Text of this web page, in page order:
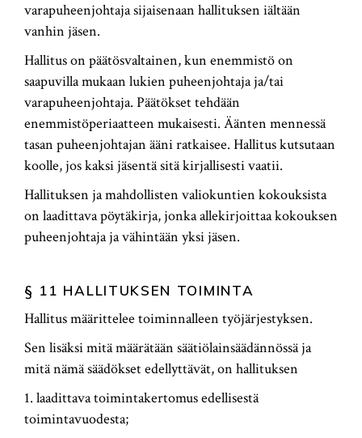
varapuheenjohtaja sijaisenaan hallituksen iältään
vanhin jäsen.
Hallitus on päätösvaltainen, kun enemmistö on
saapuvilla mukaan lukien puheenjohtaja ja/tai
varapuheenjohtaja. Päätökset tehdään
enemmistöperiaatteen mukaisesti. Äänten mennessä
tasan puheenjohtajan ääni ratkaisee. Hallitus kutsutaan
koolle, jos kaksi jäsentä sitä kirjallisesti vaatii.
Hallituksen ja mahdollisten valiokuntien kokouksista
on laadittava pöytäkirja, jonka allekirjoittaa kokouksen
puheenjohtaja ja vähintään yksi jäsen.
§ 11 HALLITUKSEN TOIMINTA
Hallitus määrittelee toiminnalleen työjärjestyksen.
Sen lisäksi mitä määrätään säätiölainsäädännössä ja
mitä nämä säädökset edellyttävät, on hallituksen
1. laadittava toimintakertomus edellisestä
toimintavuodesta;